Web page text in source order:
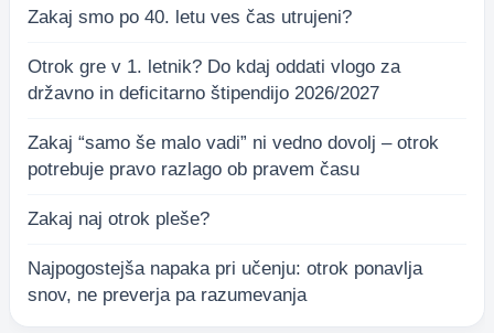
Zakaj smo po 40. letu ves čas utrujeni?
Otrok gre v 1. letnik? Do kdaj oddati vlogo za
državno in deficitarno štipendijo 2026/2027
Zakaj “samo še malo vadi” ni vedno dovolj – otrok
potrebuje pravo razlago ob pravem času
Zakaj naj otrok pleše?
Najpogostejša napaka pri učenju: otrok ponavlja
snov, ne preverja pa razumevanja